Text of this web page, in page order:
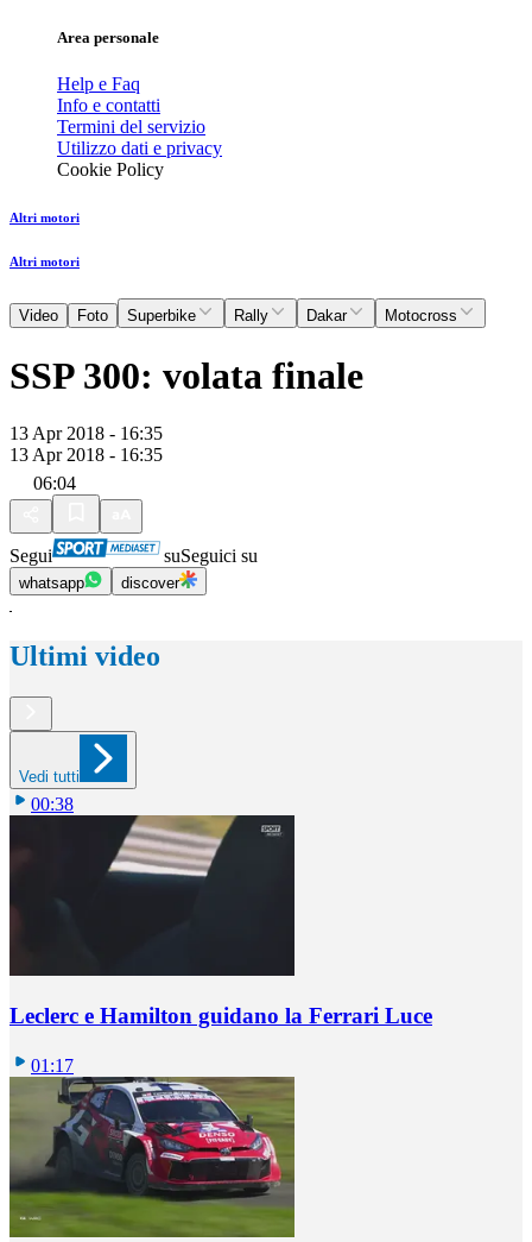
Area personale
Help e Faq
Info e contatti
Termini del servizio
Utilizzo dati e privacy
Cookie Policy
Altri motori
Altri motori
Video Foto Superbike Rally Dakar Motocross
SSP 300: volata finale
13 Apr 2018 - 16:35
13 Apr 2018 - 16:35
06:04
Segui suSeguici su
whatsapp discover
Ultimi video
Vedi tutti
00:38
Leclerc e Hamilton guidano la Ferrari Luce
01:17